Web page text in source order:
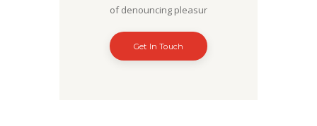
of denouncing pleasur
Get In Touch